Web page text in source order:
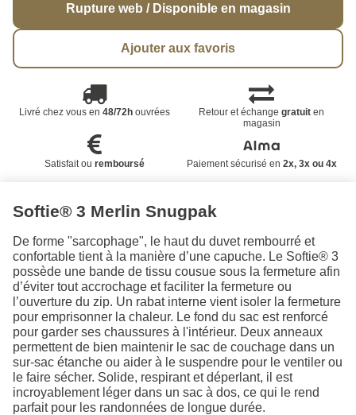
Rupture web / Disponible en magasin
Ajouter aux favoris
Livré chez vous en 48/72houvrées Retour et échangegratuit en
magasin
Satisfait ou remboursé Paiement sécurisé en 2x, 3x ou 4x
Softie® 3 Merlin Snugpak
De forme "sarcophage", le haut du duvet rembourré et
confortable tient à la manière d’une capuche. Le Softie® 3
possède une bande de tissu cousue sous la fermeture afin
d’éviter tout accrochage et faciliter la fermeture ou
l’ouverture du zip. Un rabat interne vient isoler la fermeture
pour emprisonner la chaleur. Le fond du sac est renforcé
pour garder ses chaussures à l'intérieur. Deux anneaux
permettent de bien maintenir le sac de couchage dans un
sur-sac étanche ou aider à le suspendre pour le ventiler ou
le faire sécher. Solide, respirant et déperlant, il est
incroyablement léger dans un sac à dos, ce qui le rend
parfait pour les randonnées de longue durée.